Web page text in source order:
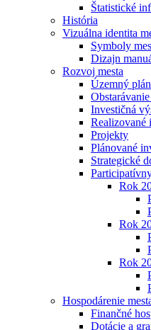
Štatistické
História
Vizuálna identita
Symboly
Dizajn
Rozvoj mesta
Územný
Investičná
Realizované
Projekty
Plánované
Strategické
Rok
Rok
Rok
Hospodárenie
Finančné
Dotácie a